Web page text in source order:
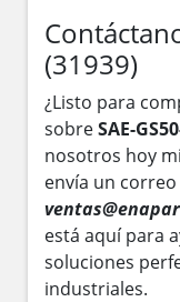
(31939)
¿Listo para
sobreSAE-
nosotros hoy
envía un
está aquí para
soluciones
industriales.